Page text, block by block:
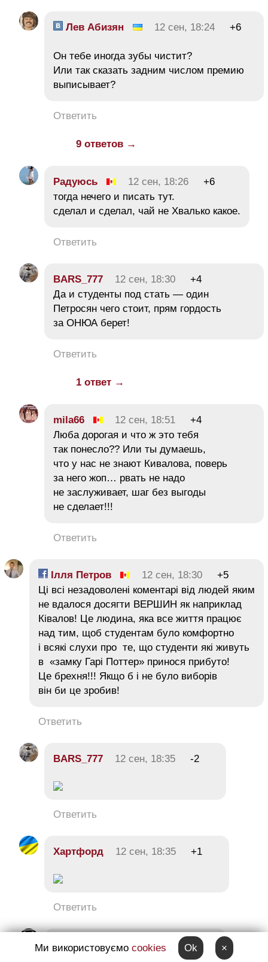
Лев Абизян 12 сен, 18:24 +6
Он тебе иногда зубы чистит?
Или так сказать задним числом премию
выписывает?
Ответить
9 ответов →
Радуюсь 12 сен, 18:26
+6
тогда нечего и писать тут.
сделал и сделал, чай не Хвалько какое.
Ответить
BARS_777 12 сен, 18:30
+4
Да и студенты под стать — один
Петросян чего стоит, прям гордость
за ОНЮА берет!
Ответить
1 ответ →
mila66 12 сен, 18:51
+4
Люба дорогая и что ж это тебя
так понесло?? Или ты думаешь,
что у нас не знают Кивалова, поверь
за него жоп… рвать не надо
не заслуживает, шаг без выгоды
не сделает!!!
Ответить
Ілля Петров 12 сен, 18:30
+5
Ці всі незадоволені коментарі від людей яким
не вдалося досягти ВЕРШИН як наприклад
Ківалов! Це людина, яка все життя працює
над тим, щоб студентам було комфортно
і всякі слухи про те, що студенти які живуть
в «замку Гарі Поттер» принося прибуто!
Це брехня!!! Якщо б і не було виборів
він би це зробив!
Ответить
BARS_777 12 сен, 18:35 -2
Ответить
Хартфорд 12 сен, 18:35 +1
Ответить
Viper! 12 сен, 18:39
+6
Ми використовуємо cookies Ok ×